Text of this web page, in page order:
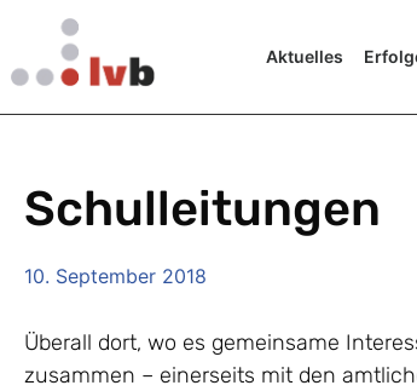
Aktuelles
Schulleitungen
10. September 2018
Überall dort, wo es gemeinsame
zusammen – einerseits mit den